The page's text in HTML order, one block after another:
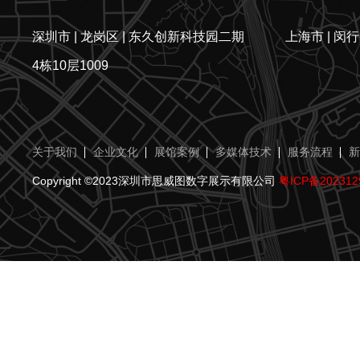
深圳市 | 龙岗区 | 东久创新科技园二期
4栋10层1009
上海市 | 闵
关于我们 企业文化 展馆案例 多媒体技术 服务流程
Copyright ©2023深圳市思威图数字展示有限公司 粤ICP备